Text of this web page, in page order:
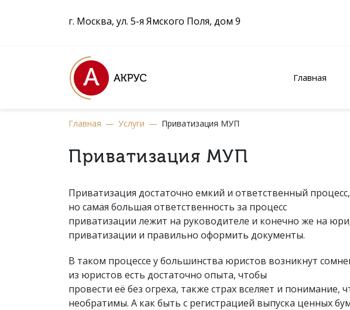
г. Москва, ул. 5-я Ямского Поля, дом 9
Главная
Главная — Услуги — Приватизация МУП
Приватизация МУП
Приватизация достаточно емкий и ответственный
но самая большая ответственность за процесс
приватизации лежит на руководителе и конечно же на
приватизации и правильно оформить документы.
В таком процессе у большинства юристов возникнут
из юристов есть достаточно опыта, чтобы
провести её без огреха, также страх вселяет и
необратимы. А как быть с регистрацией выпуска ценных